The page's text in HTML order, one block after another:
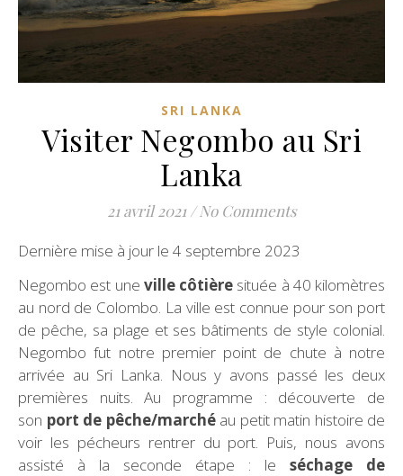
SRI LANKA
Visiter Negombo au Sri
Lanka
21 avril 2021 / No Comments
Dernière mise à jour le 4 septembre 2023
Negombo est une ville côtière située à 40 kilomètres
au nord de Colombo. La ville est connue pour son port
de pêche, sa plage et ses bâtiments de style colonial.
Negombo fut notre premier point de chute à notre
arrivée au Sri Lanka. Nous y avons passé les deux
premières nuits. Au programme : découverte de
son port de pêche/marchéau petit matin histoire de
voir les pécheurs rentrer du port. Puis, nous avons
assisté à la seconde étape : le séchage de